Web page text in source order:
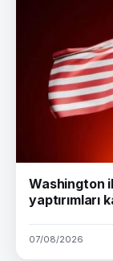
Washington
yaptırımları
07/08/2026